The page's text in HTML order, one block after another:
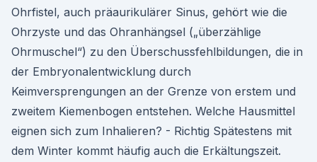
Ohrfistel, auch präaurikulärer Sinus, gehört wie die
Ohrzyste und das Ohranhängsel („überzählige
Ohrmuschel“) zu den Überschussfehlbildungen, die in
der Embryonalentwicklung durch
Keimversprengungen an der Grenze von erstem und
zweitem Kiemenbogen entstehen. Welche Hausmittel
eignen sich zum Inhalieren? - Richtig Spätestens mit
dem Winter kommt häufig auch die Erkältungszeit.